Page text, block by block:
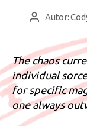
AutorAutor:
The chaos
individual
for specific
one always